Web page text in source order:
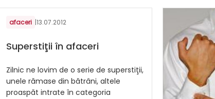
afaceri |13.07.2012
Superstiţii în afaceri
Zilnic ne lovim de o serie de superstiţii,
unele rămase din bătrâni, altele
proaspăt intrate în categoria